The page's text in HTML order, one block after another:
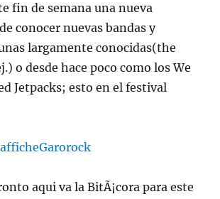
fin de semana una nueva
conocer nuevas bandas y
largamente conocidas(the
o desde hace poco como los We
Jetpacks; esto en el festival
aqui va la BitÃ¡cora para este